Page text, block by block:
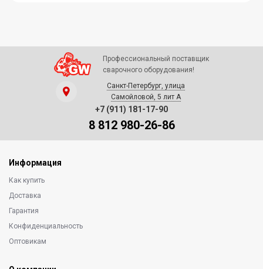
Профессиональный поставщик
сварочного оборудования!
Санкт-Петербург, улица
Самойловой, 5 лит А
+7 (911) 181-17-90
8 812 980-26-86
Информация
Как купить
Доставка
Гарантия
Конфиденциальность
Оптовикам